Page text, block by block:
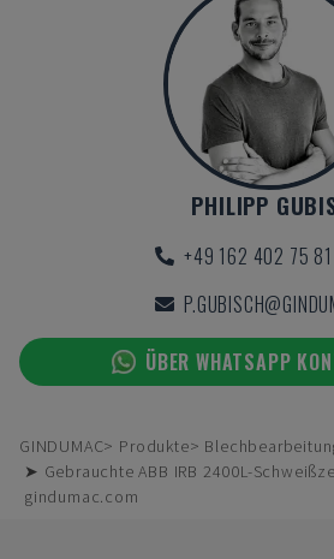
PHILIPP
+49 162 402 75 81
ÜBER WHATSAPP
GINDUMAC Produkte
➤ Gebrauchte ABB IRB 2400L-
gindumac.com